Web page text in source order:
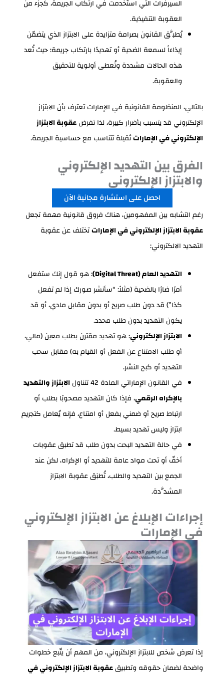
السيرفرات التي استُخدمت في ارتكاب الجريمة، كجزء من
العقوبة التنفيذية.
يُطبَّق القانون بصرامة متزايدة على الابتزاز الذي يتضمّن
إيذاءاً لسمعة الضحية أو تهديدًا بارتكاب جريمة؛ حيث تُعد
هذه الحالات مشددة وتُعطى أولوية للتحقيق
والعقوبة.
بالتالي، المنظومة القانونية في الإمارات تعترف بأن الابتزاز
الإلكتروني قد يتسبب بأضرار كبيرة، لذا تفرضعقوبة الابتزاز
الإلكتروني في الإماراتثقيلة تتناسب مع حساسية الجريمة.
الفرق بين التهديد الإلكتروني
والابتزاز الإلكتروني
احصل على استشارة مجانية الآن
رغم التشابه بين المفهومين، هناك فروق قانونية مهمة تجعل
عقوبة الابتزاز الإلكتروني في الإماراتتختلف عن عقوبة
التهديد الالكتروني:
التهديد العام (Digital Threat)
: هو قول إنك ستفعل
أمرًا ضارًا بالضحية (مثلاً: “سأنشر صورك إذا لم تفعل
كذا”) قد دون طلب صريح أو بدون مقابل مادي، أو قد
يكون التهديد بدون طلب محدد.
الابتزاز الإلكتروني: هو تهديد مقترن بطلب معين (مالي،
أو طلب الامتناع عن الفعل أو القيام به) مقابل سحب
التهديد أو كبح النشر.
في القانون الإماراتي المادة 42 تتناول
الابتزاز والتهديد
بالإكراه الرقمي، فإذا كان التهديد مصحوبًا بطلب أو
ارتباط صريح أو ضمني بفعل أو امتناع، فإنه يُعامل كتجريم
ابتزاز وليس تهديد بسيط.
في حالة التهديد البحت بدون طلب قد تطبق عقوبات
أخفّ أو تحت مواد عامة للتهديد أو الإكراه، لكن عند
الجمع بين التهديد والطلب، تُطبَق عقوبة الابتزاز
المشدَّدة.
إجراءات الإبلاغ عن الابتزاز الإلكتروني
في الإمارات
إذا تعرض شخص للابتزاز الإلكتروني، من المهم أن يتّبع خطوات
واضحة لضمان حقوقه وتطبيقعقوبة الابتزاز الإلكتروني في